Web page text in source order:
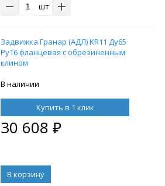
шт
Задвижка Гранар (АДЛ) KR11 Ду65
Ру16 фланцевая с обрезиненным
клином
В наличии
Купить в 1 клик
30 608 ₽
В корзину